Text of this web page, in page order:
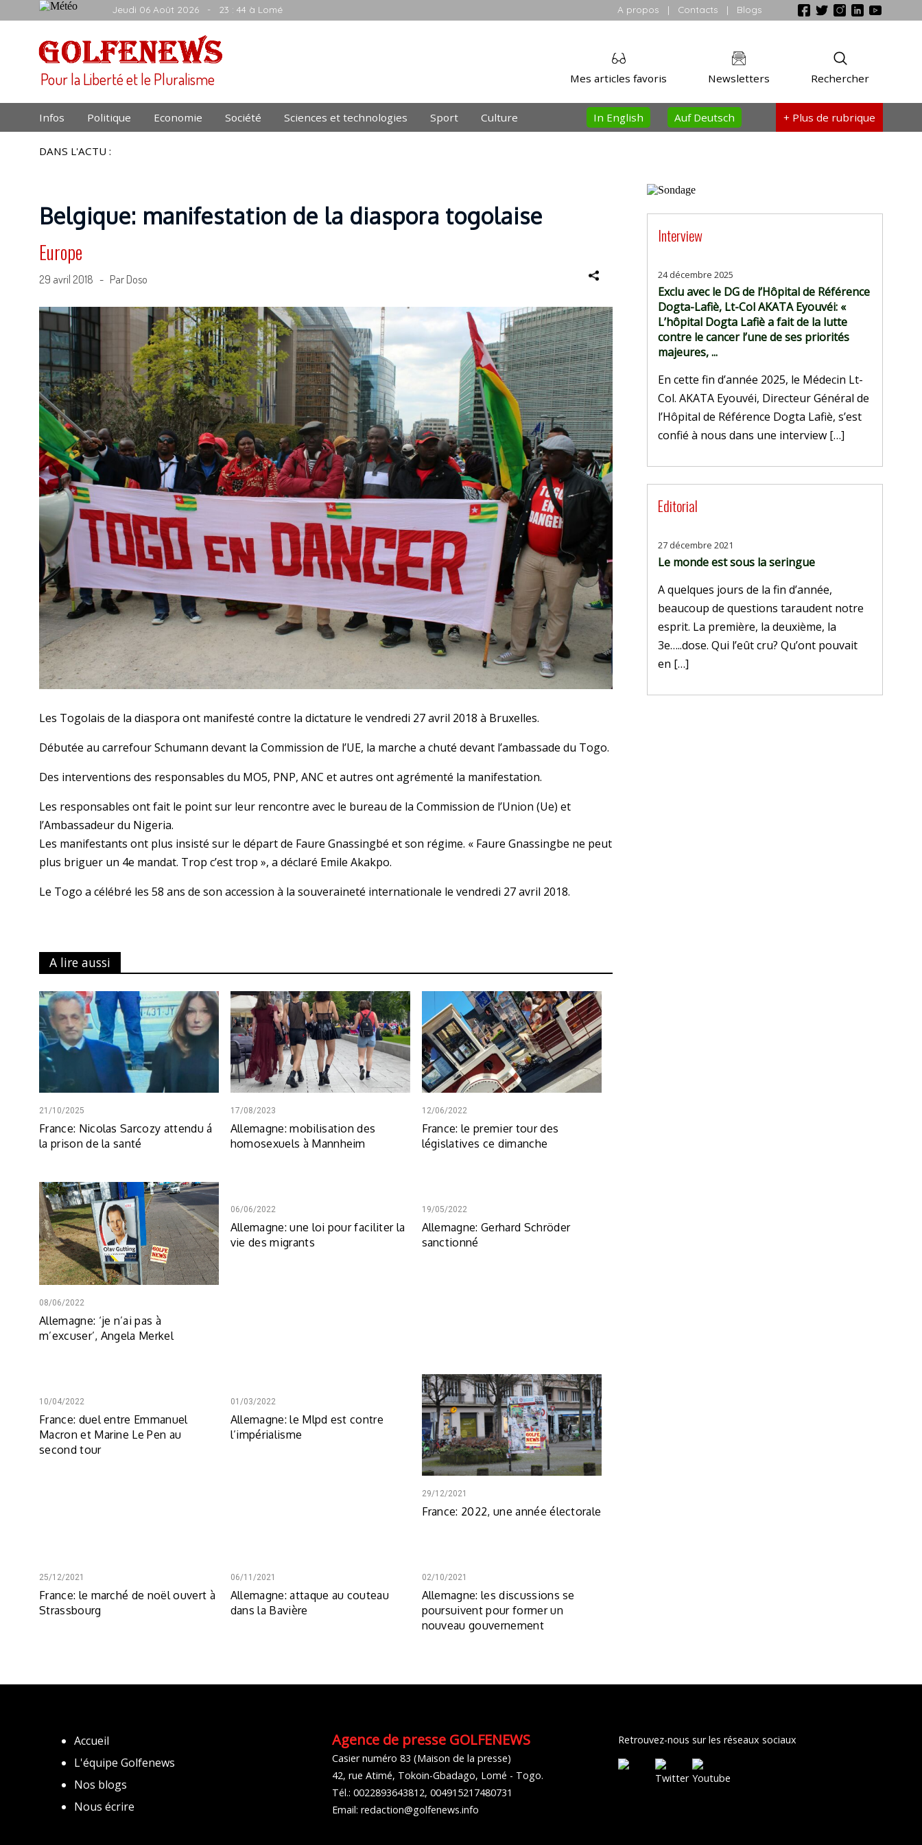
Jeudi 06 Août 2026 - 23 : 44 à Lomé A propos | Contacts | Blogs
Pour la Liberté et le Pluralisme Rechercher
Newsletters
Mes articles favoris
Infos Politique Economie Société Sciences et technologies Sport Culture + Plus de rubrique
Auf Deutsch
In English
DANS L'ACTU :
Belgique: manifestation de la diaspora togolaise
Europe
29 avril 2018 - Par Doso
Les Togolais de la diaspora ont manifesté contre la dictature le vendredi 27 avril 2018 à Bruxelles.
Débutée au carrefour Schumann devant la Commission de l’UE, la marche a chuté devant l’ambassade du Togo.
Des interventions des responsables du MO5, PNP, ANC et autres ont agrémenté la manifestation.
Les responsables ont fait le point sur leur rencontre avec le bureau de la Commission de l’Union (Ue) et
l’Ambassadeur du Nigeria.
Les manifestants ont plus insisté sur le départ de Faure Gnassingbé et son régime. « Faure Gnassingbe ne peut
plus briguer un 4e mandat. Trop c’est trop », a déclaré Emile Akakpo.
Le Togo a célébré les 58 ans de son accession à la souveraineté internationale le vendredi 27 avril 2018.
A lire aussi
21/10/2025
France: Nicolas Sarcozy attendu á
la prison de la santé
17/08/2023
Allemagne: mobilisation des
homosexuels à Mannheim
12/06/2022
France: le premier tour des
législatives ce dimanche
08/06/2022
Allemagne: ‘je n’ai pas à
m’excuser’, Angela Merkel
06/06/2022
Allemagne: une loi pour faciliter la
vie des migrants
19/05/2022
Allemagne: Gerhard Schröder
sanctionné
10/04/2022
France: duel entre Emmanuel
Macron et Marine Le Pen au
second tour
01/03/2022
Allemagne: le Mlpd est contre
l’impérialisme
29/12/2021
France: 2022, une année électorale
25/12/2021
France: le marché de noël ouvert à
Strassbourg
06/11/2021
Allemagne: attaque au couteau
dans la Bavière
02/10/2021
Allemagne: les discussions se
poursuivent pour former un
nouveau gouvernement
Interview
24 décembre 2025
Exclu avec le DG de l’Hôpital de Référence
Dogta-Lafiè, Lt-Col AKATA Eyouvéi: «
L’hôpital Dogta Lafiè a fait de la lutte
contre le cancer l’une de ses priorités
majeures, ...
En cette fin d’année 2025, le Médecin Lt-
Col. AKATA Eyouvéi, Directeur Général de
l’Hôpital de Référence Dogta Lafiè, s’est
confié à nous dans une interview […]
Editorial
27 décembre 2021
Le monde est sous la seringue
A quelques jours de la fin d’année,
beaucoup de questions taraudent notre
esprit. La première, la deuxième, la
3e…..dose. Qui l’eût cru? Qu’ont pouvait
en […]
Accueil
L'équipe Golfenews
Nos blogs
Nous écrire
Agence de presse GOLFENEWS
Casier numéro 83 (Maison de la presse)
42, rue Atimé, Tokoin-Gbadago, Lomé - Togo.
Tél.: 0022893643812, 004915217480731
Email: redaction@golfenews.info
Retrouvez-nous sur les réseaux sociaux